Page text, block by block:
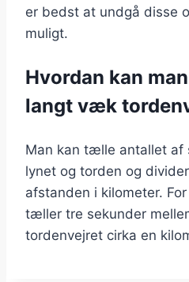
er bedst at undgå disse
muligt.
Hvordan kan
langt væk
Man kan tælle antallet af
lynet og torden og
afstanden i kilometer.
tæller tre sekunder
tordenvejret cirka en